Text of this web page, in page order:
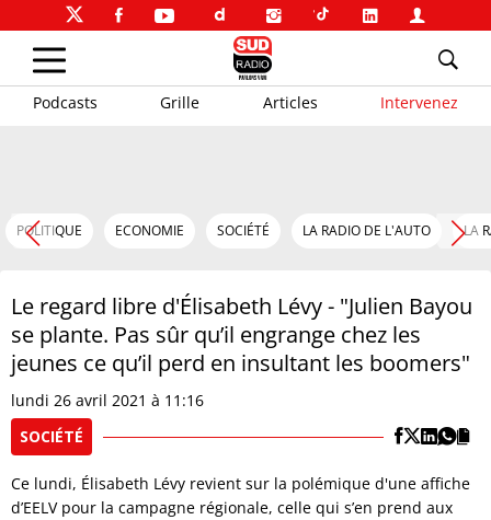
Podcasts Grille Articles Intervenez
POLITIQUE ECONOMIE SOCIÉTÉ LA RADIO DE L'AUTO LA
Le regard libre d'Élisabeth Lévy - "Julien Bayou
se plante. Pas sûr qu’il engrange chez les
jeunes ce qu’il perd en insultant les boomers"
lundi 26 avril 2021 à 11:16
SOCIÉTÉ
Ce lundi, Élisabeth Lévy revient sur la polémique d'une affiche
d’EELV pour la campagne régionale, celle qui s’en prend aux